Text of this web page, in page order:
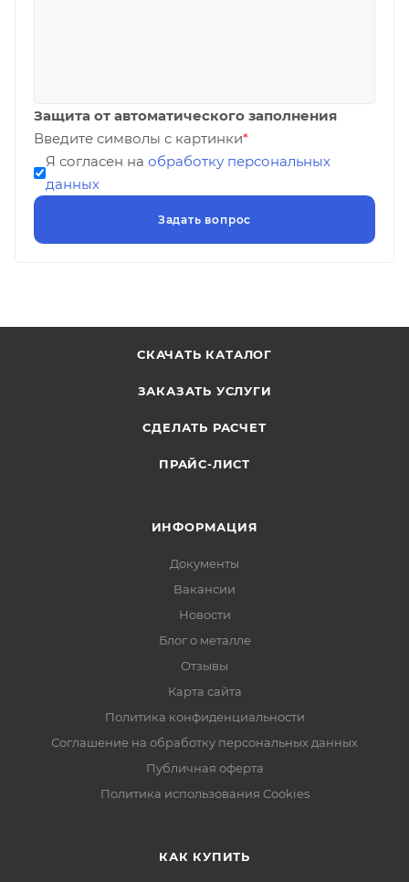
Защита от автоматического заполнения
Введите символы с картинки*
Я согласен на обработку персональных
данных
СКАЧАТЬ КАТАЛОГ
ЗАКАЗАТЬ УСЛУГИ
СДЕЛАТЬ РАСЧЕТ
ПРАЙС-ЛИСТ
ИНФОРМАЦИЯ
Документы
Вакансии
Новости
Блог о металле
Отзывы
Карта сайта
Политика конфиденциальности
Соглашение на обработку персональных данных
Публичная оферта
Политика использования Cookies
КАК КУПИТЬ